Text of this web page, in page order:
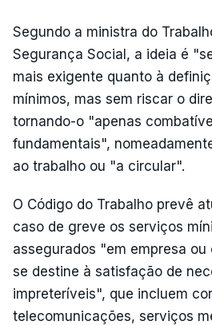
Segundo a ministra do
Segurança Social, a ideia é
mais exigente quanto à
mínimos, mas sem riscar o
tornando-o "apenas
fundamentais",
ao trabalho ou "a circular".
O Código do Trabalho prevê
caso de greve os serviços
assegurados "em empresa
se destine à satisfação de
impreteríveis", que incluem
telecomunicações, serviços